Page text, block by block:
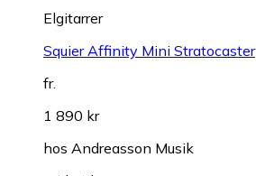
Elgitarrer
Squier Affinity Mini Stratocaster
fr.
1 890 kr
hos Andreasson Musik